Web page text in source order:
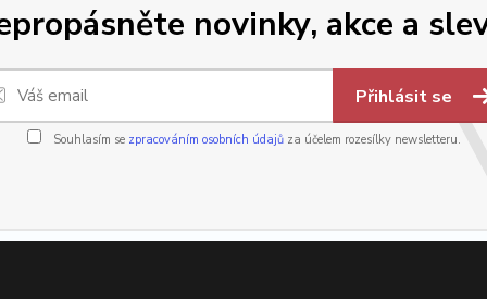
novinky, akce a
Přihlásit se
Souhlasím se zpracováním osobních údajůza účelem rozesílky newsletteru.